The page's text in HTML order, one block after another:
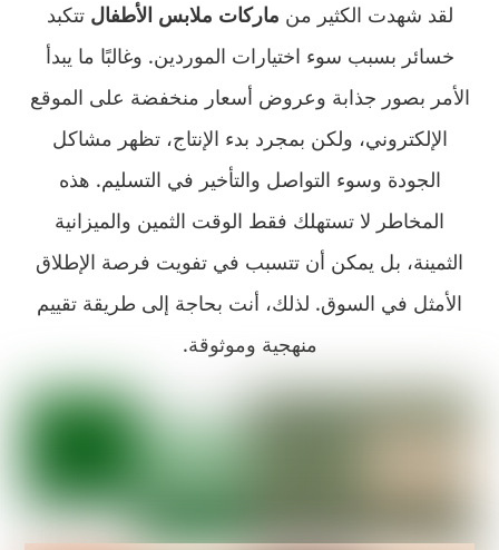
لقد شهدت الكثير من ماركات ملابس الأطفال تتكبد
خسائر بسبب سوء اختيارات الموردين. وغالبًا ما يبدأ
الأمر بصور جذابة وعروض أسعار منخفضة على الموقع
الإلكتروني، ولكن بمجرد بدء الإنتاج، تظهر مشاكل
الجودة وسوء التواصل والتأخير في التسليم. هذه
المخاطر لا تستهلك فقط الوقت الثمين والميزانية
الثمينة، بل يمكن أن تتسبب في تفويت فرصة الإطلاق
الأمثل في السوق. لذلك، أنت بحاجة إلى طريقة تقييم
منهجية وموثوقة.